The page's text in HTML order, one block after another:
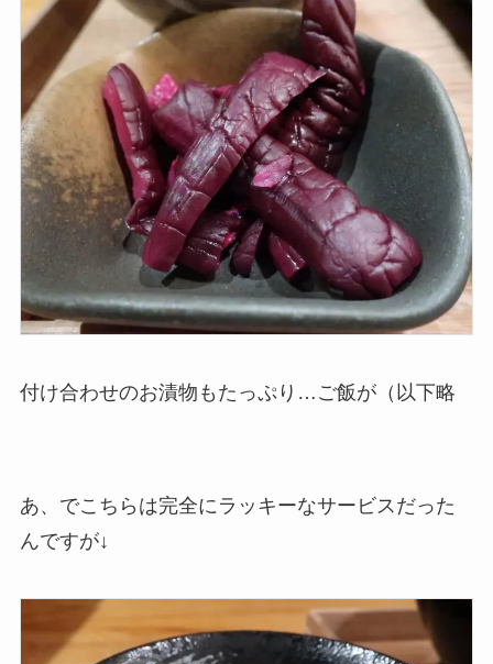
付け合わせのお漬物もたっぷり…ご飯が（以下略
あ、でこちらは完全にラッキーなサービスだった
んですが↓